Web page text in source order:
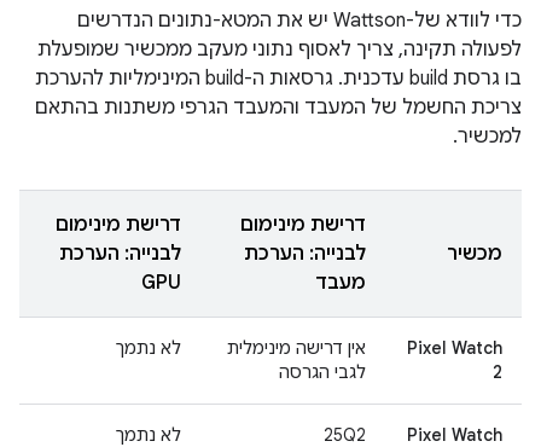
כדי לוודא של-Wattson יש את המטא-נתונים הנדרשים
לפעולה תקינה, צריך לאסוף נתוני מעקב ממכשיר שמופעלת
בו גרסת build עדכנית. גרסאות ה-build המינימליות להערכת
צריכת החשמל של המעבד והמעבד הגרפי משתנות בהתאם
למכשיר.
מכשיר
דרישת מינימום
לבנייה: הערכת
מעבד
דרישת מינימום
לבנייה: הערכת
GPU
Pixel Watch
2
אין דרישה מינימלית
לגבי הגרסה
לא נתמך
Pixel Watch
25Q2 לא נתמך